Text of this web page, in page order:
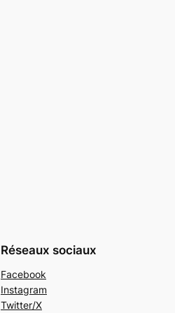
Réseaux sociaux
Facebook
Instagram
Twitter/X